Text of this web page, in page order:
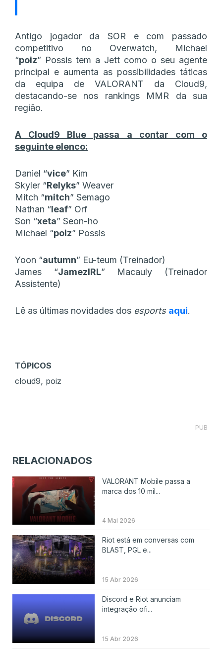
Antigo jogador da SOR e com passado
competitivo no Overwatch, Michael
“poiz” Possis tem a Jett como o seu agente
principal e aumenta as possibilidades táticas
da equipa de VALORANT da Cloud9,
destacando-se nos rankings MMR da sua
região.
A Cloud9 Blue passa a contar com o
seguinte elenco:
Daniel “vice” Kim
Skyler “Relyks” Weaver
Mitch “mitch” Semago
Nathan “leaf” Orf
Son “xeta” Seon-ho
Michael “poiz” Possis
Yoon “autumn” Eu-teum (Treinador)
James “JamezIRL” Macauly (Treinador
Assistente)
Lê as últimas novidades dos esports aqui.
TÓPICOS
cloud9, poiz
PUB
RELACIONADOS
VALORANT Mobile passa a
marca dos 10 mil...
4 Mai 2026
Riot está em conversas com
BLAST, PGL e...
15 Abr 2026
Discord e Riot anunciam
integração ofi...
15 Abr 2026